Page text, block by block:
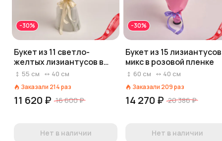
-30%
Букет из 11 светло-
желтых лизиантусов в
пленке
55 см 40 см
Заказали 214раз
11 620 ₽ 16 600 ₽
Нет в наличии
-30%
Букет из 15 лизиантусов
микс в розовой пленке
60 см 40 см
Заказали 209раз
14 270 ₽ 20 386 ₽
Нет в наличии